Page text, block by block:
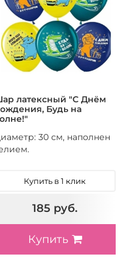
латексный "С Днём
Будь на
30 см, наполнен
Купить в 1 клик
185 руб.
Купить